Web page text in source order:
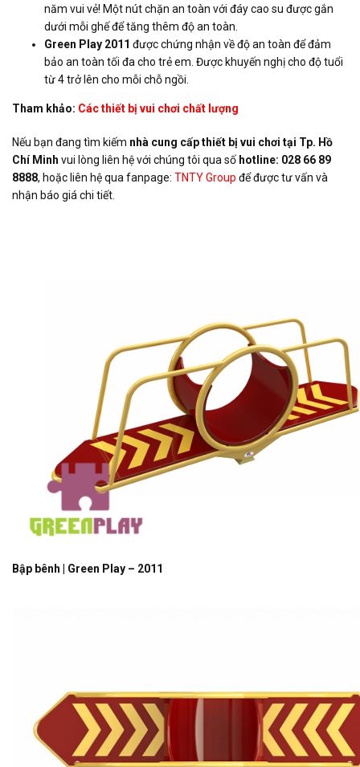
năm vui vẻ! Một nút chặn an toàn với đáy cao su được gắn
dưới mỗi ghế để tăng thêm độ an toàn.
Green Play 2011 được chứng nhận về độ an toàn để đảm
bảo an toàn tối đa cho trẻ em. Được khuyến nghị cho độ tuổi
từ 4 trở lên cho mỗi chỗ ngồi.
Tham khảo: Các thiết bị vui chơi chất lượng
Nếu bạn đang tìm kiếm nhà cung cấp thiết bị vui chơi tại Tp. Hồ
Chí Minh vui lòng liên hệ với chúng tôi qua số hotline: 028 66 89
8888, hoặc liên hệ qua fanpage: TNTY Group để được tư vấn và
nhận báo giá chi tiết.
Bập bênh | Green Play – 2011